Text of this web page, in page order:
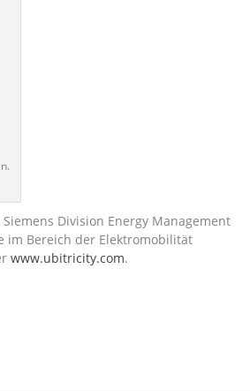
Division Energy Management
im Bereich der Elektromobilität
www.ubitricity.com.